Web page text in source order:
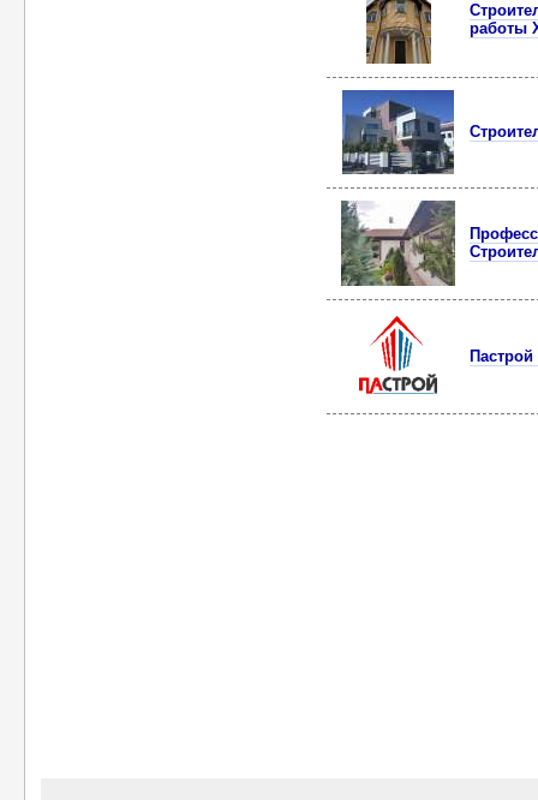
работы